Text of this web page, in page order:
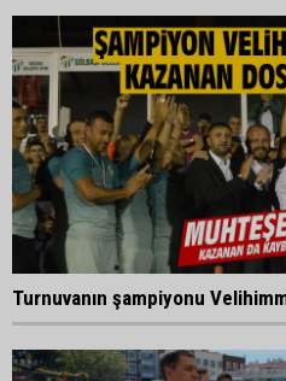
Turnuvanın şampiyonu